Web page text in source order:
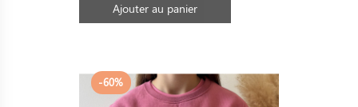
Ajouter au panier
-60%